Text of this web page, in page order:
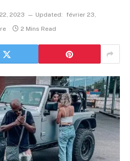
2023 Updated: février 23,
2 Mins Read